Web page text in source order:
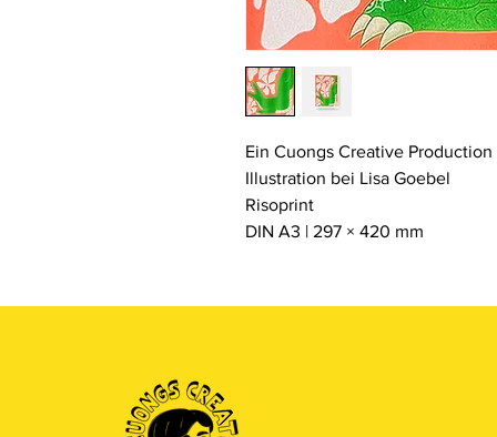
Ein Cuongs Creative Production
Illustration bei Lisa Goebel
Risoprint
DIN A3 | 297 × 420 mm